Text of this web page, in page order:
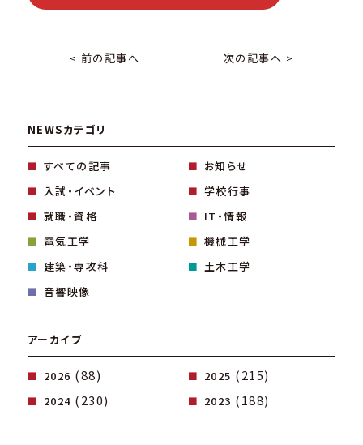
< 前の記事へ 次の記事へ >
NEWSカテゴリ
すべての記事
お知らせ
入試・イベント
学校行事
就職・資格
IT・情報
電気工学
機械工学
建築・専攻科
土木工学
音響映像
アーカイブ
2026 (88) 2025 (215)
2024 (230) 2023 (188)